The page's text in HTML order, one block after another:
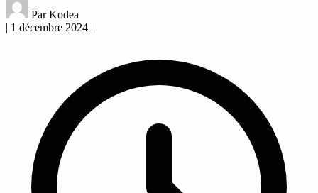
Par Kodea
| 1 décembre 2024 |